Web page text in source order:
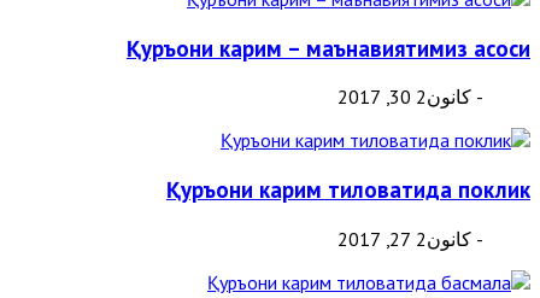
Қуръони карим – маънавиятимиз асоси
- كانون2 30, 2017
Қуръони карим тиловатида поклик
- كانون2 27, 2017